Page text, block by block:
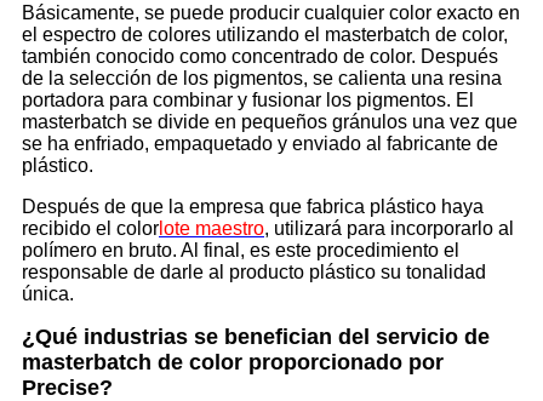
Básicamente, se puede producir cualquier color exacto en
el espectro de colores utilizando el masterbatch de color,
también conocido como concentrado de color. Después
de la selección de los pigmentos, se calienta una resina
portadora para combinar y fusionar los pigmentos. El
masterbatch se divide en pequeños gránulos una vez que
se ha enfriado, empaquetado y enviado al fabricante de
plástico.
Después de que la empresa que fabrica plástico haya
recibido el color lote maestro, utilizará para incorporarlo al
polímero en bruto. Al final, es este procedimiento el
responsable de darle al producto plástico su tonalidad
única.
¿Qué industrias se benefician del servicio de
masterbatch de color proporcionado por
Precise?